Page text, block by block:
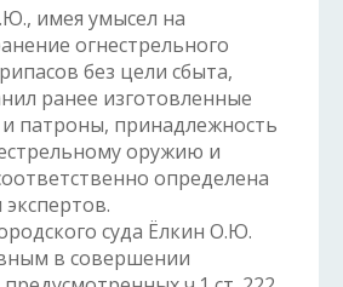
имея умысел на
огнестрельного
без цели сбыта,
ранее изготовленные
патроны, принадлежность
оружию и
определена
суда Ёлкин О.Ю.
в совершении